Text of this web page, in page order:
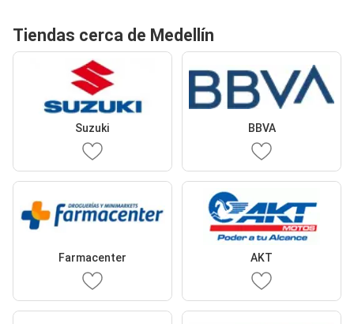
Tiendas cerca de Medellín
Suzuki BBVA
Farmacenter AKT